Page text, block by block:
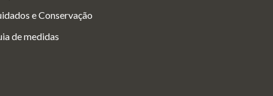
e Conservação
de medidas